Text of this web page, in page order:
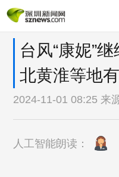
台风“康妮”
北黄淮等地
2024-11-01 08:25 来
人工智能朗读：